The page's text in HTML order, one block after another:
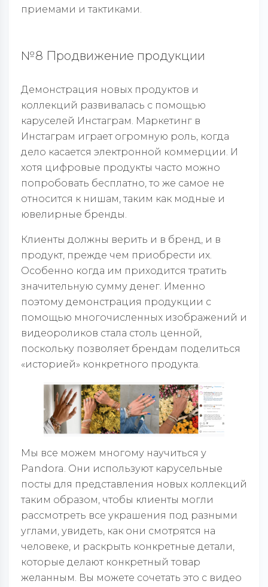
приемами и тактиками.
№8 Продвижение продукции
Демонстрация новых продуктов и
коллекций развивалась с помощью
каруселей Инстаграм. Маркетинг в
Инстаграм играет огромную роль, когда
дело касается электронной коммерции. И
хотя цифровые продукты часто можно
попробовать бесплатно, то же самое не
относится к нишам, таким как модные и
ювелирные бренды.
Клиенты должны верить и в бренд, и в
продукт, прежде чем приобрести их.
Особенно когда им приходится тратить
значительную сумму денег. Именно
поэтому демонстрация продукции с
помощью многочисленных изображений и
видеороликов стала столь ценной,
поскольку позволяет брендам поделиться
«историей» конкретного продукта.
Мы все можем многому научиться у
Pandora. Они используют карусельные
посты для представления новых коллекций
таким образом, чтобы клиенты могли
рассмотреть все украшения под разными
углами, увидеть, как они смотрятся на
человеке, и раскрыть конкретные детали,
которые делают конкретный товар
желанным. Вы можете сочетать это с видео